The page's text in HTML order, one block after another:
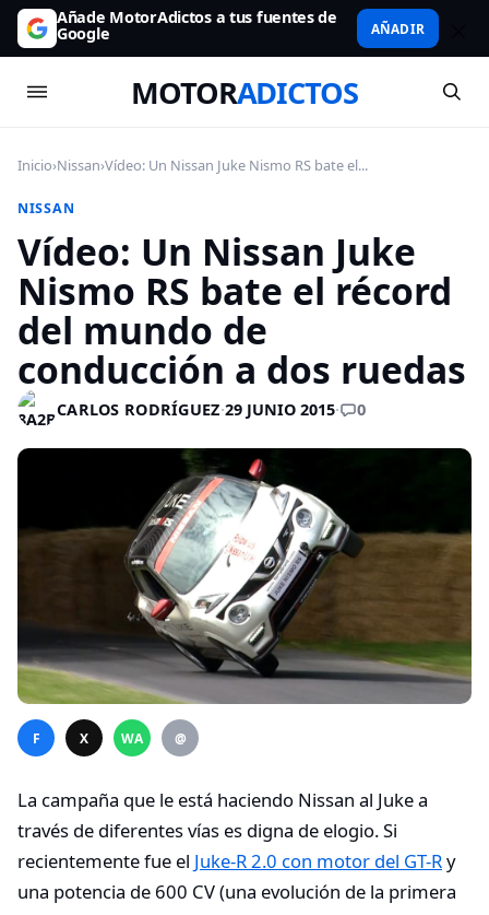
Añade MotorAdictos a tus fuentes de
Google AÑADIR
MOTORADICTOS
Inicio›Nissan›Vídeo: Un Nissan Juke Nismo RS bate el...
NISSAN
Vídeo: Un Nissan Juke
Nismo RS bate el récord
del mundo de
conducción a dos ruedas
CARLOS RODRÍGUEZ·29 JUNIO 2015· 0
F X WA @
La campaña que le está haciendo Nissan al Juke a
través de diferentes vías es digna de elogio. Si
recientemente fue el Juke-R 2.0 con motor del GT-Ry
una potencia de 600 CV (una evolución de la primera